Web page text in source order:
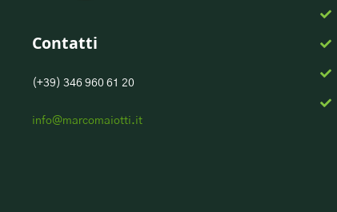
Contatti
(+39) 346 960 61 20
info@marcomaiotti.it